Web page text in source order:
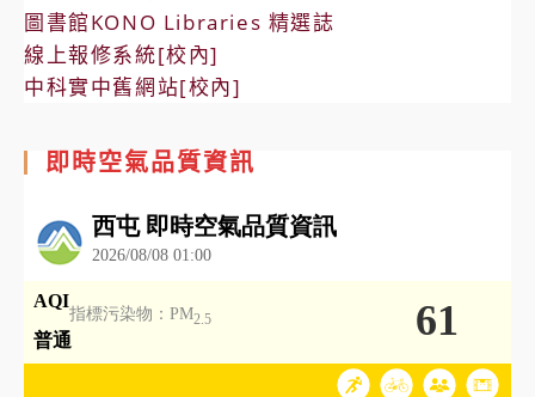
圖書館KONO Libraries 精選誌
線上報修系統[校內]
中科實中舊網站[校內]
即時空氣品質資訊